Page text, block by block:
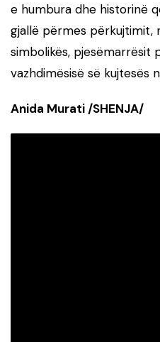
e humbura dhe historinë
gjallë përmes përkujtimit,
simbolikës, pjesëmarrësit
vazhdimësisë së kujtesës
Anida Murati /SHENJA/